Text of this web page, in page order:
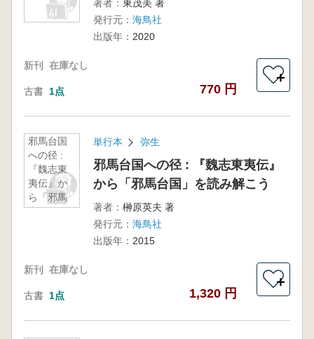
著者： 東茂美 著
発行元： 海鳥社
出版年： 2020
新刊 在庫なし
古書 1点 770 円
＋
邪馬台国
への径 :
『魏志東
夷伝』か
ら「邪馬
台国」を
単行本 弥生
邪馬台国への径 : 『魏志東夷伝』
から「邪馬台国」を読み解こう
著者： 榊原英夫 著
発行元： 海鳥社
出版年： 2015
新刊 在庫なし
古書 1点 1,320 円
＋